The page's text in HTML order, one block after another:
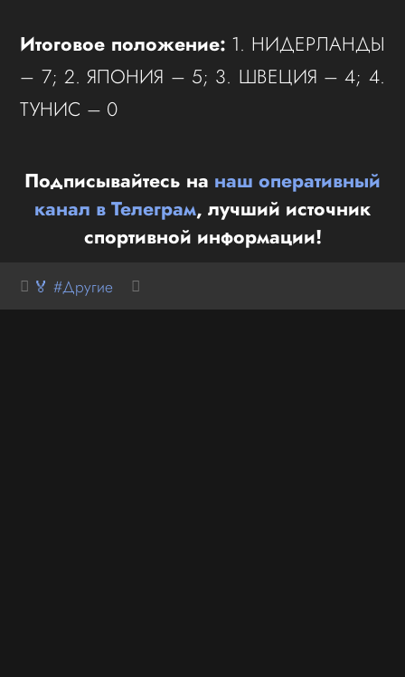
Итоговое положение: 1. НИДЕРЛАНДЫ
– 7; 2. ЯПОНИЯ – 5; 3. ШВЕЦИЯ – 4; 4.
ТУНИС – 0
Подписывайтесь на наш оперативный
канал в Телеграм, лучший источник
спортивной информации!
🏅 #Другие